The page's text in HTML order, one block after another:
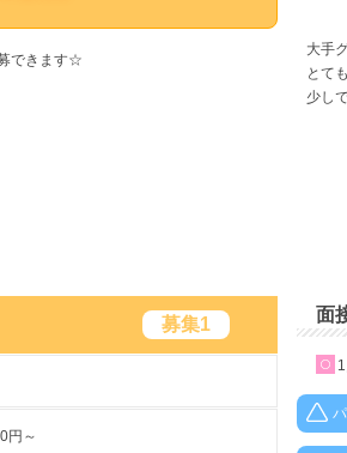
できます☆
大手
とて
少し
募集1
円～
面